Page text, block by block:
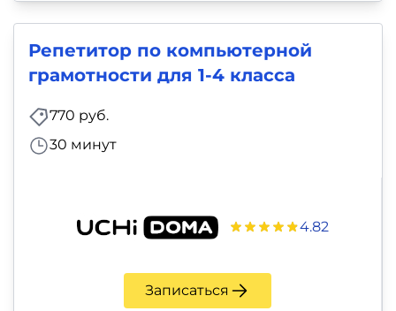
Репетитор по компьютерной
грамотности для 1-4 класса
770 руб.
30 минут
4.82
Записаться